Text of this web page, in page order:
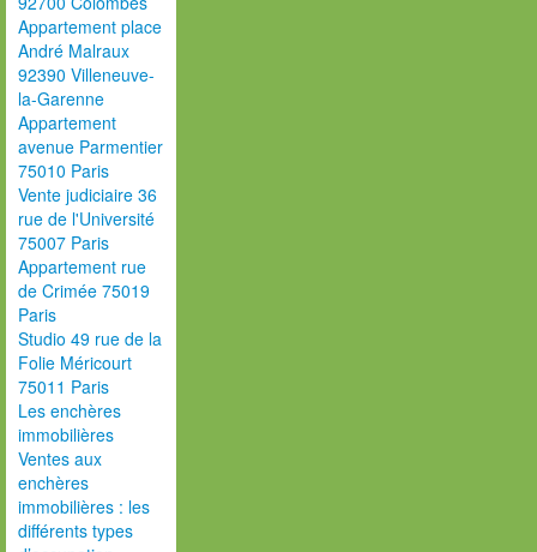
Appartement place
André Malraux
92390 Villeneuve-
la-Garenne
Appartement
avenue Parmentier
75010 Paris
Vente judiciaire 36
rue de l'Université
75007 Paris
Appartement rue
de Crimée 75019
Paris
Studio 49 rue de la
Folie Méricourt
75011 Paris
Les enchères
immobilières
Ventes aux
enchères
immobilières : les
différents types